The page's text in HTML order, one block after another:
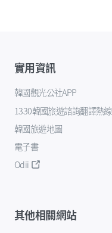
實用資訊
韓國觀光公社APP
1330韓國旅遊諮詢翻譯熱線
韓國旅遊地圖
電子書
Odii
其他相關網站